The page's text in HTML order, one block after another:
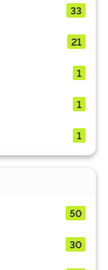
33
21
1
1
1
50
30